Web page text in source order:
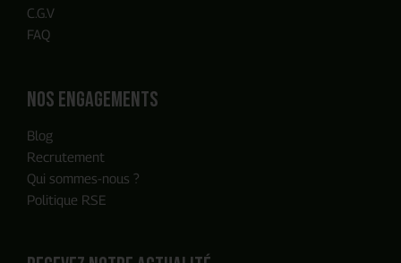
C.G.V
FAQ
Nos engagements
Blog
Recrutement
Qui sommes-nous ?
Politique RSE